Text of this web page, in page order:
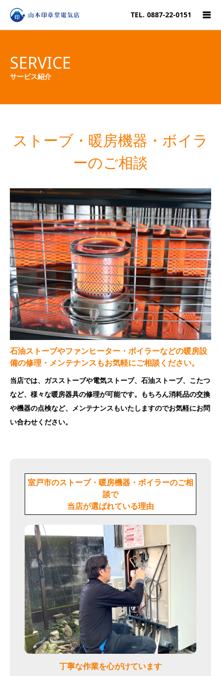
TEL. 0887-22-0151
SERVICE
サービス紹介
ストーブ・暖房機器・ボイラ
ーのご相談
石油ストーブやファンヒーター・ボイラーなどの暖房設
備の修理・メンテナンスもお気軽にご相談ください。
当店では、ガスストーブや電気ストーブ、石油ストーブ、こたつ
など、様々な暖房器具の修理が可能です。もちろん消耗品の交換
や機器の点検など、メンテナンスもいたしますのでお気軽にお問
い合わせください。
室戸市のストーブ・暖房機器・ボイラーのご相
談で
当店が選ばれている理由
丁寧な作業を心がけています